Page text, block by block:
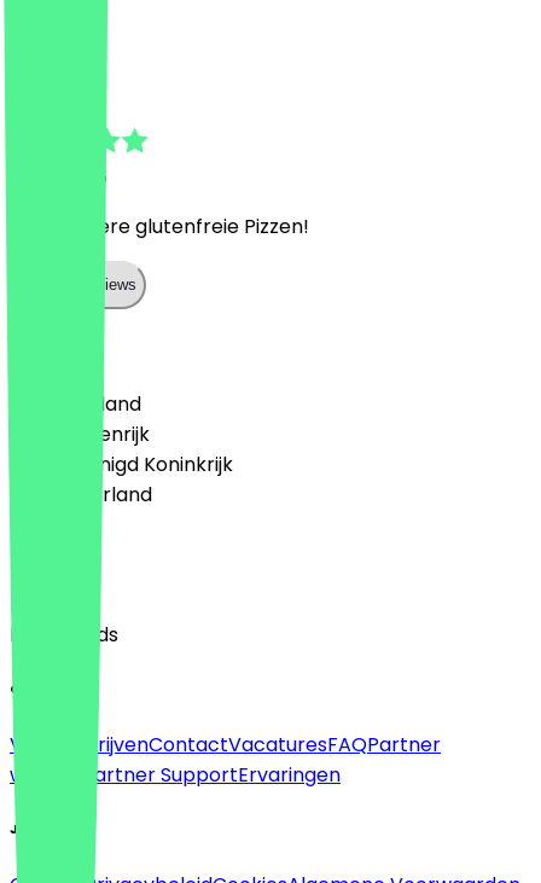
11 juni 2026
Sehr leckere glutenfreie Pizzen!
Show all reviews
🇩🇪 Duitsland
🇦🇹 Oostenrijk
🇬🇧 Verenigd Koninkrijk
🇳🇱 Nederland
English
Nederlands
Over
Voor bedrijvenContactVacaturesFAQPartner
worden
Partner SupportErvaringen
Juridisch